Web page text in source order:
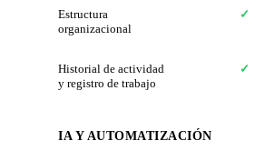
Estructura
organizacional
✓
Historial de actividad
y registro de trabajo
✓
IA Y AUTOMATIZACIÓN